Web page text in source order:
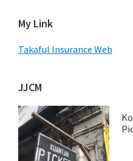
My Link
Takaful Insurance Web
JJCM